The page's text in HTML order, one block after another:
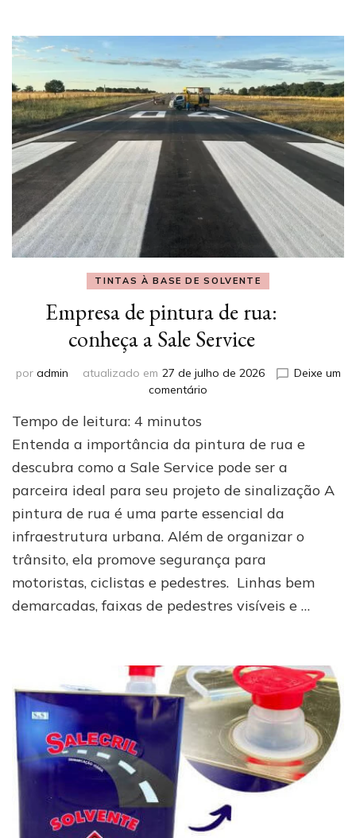
TINTAS À BASE DE SOLVENTE
Empresa de pintura de rua:
conheça a Sale Service
por admin atualizado em 27 de julho de 2026
Deixe um
comentário
pintura
rua:
conheça
Sale
Service
Tempo de leitura: 4 minutos
Entenda a importância da pintura de rua e
descubra como a Sale Service pode ser a
parceira ideal para seu projeto de sinalização A
pintura de rua é uma parte essencial da
infraestrutura urbana. Além de organizar o
trânsito, ela promove segurança para
motoristas, ciclistas e pedestres. Linhas bem
demarcadas, faixas de pedestres visíveis e …